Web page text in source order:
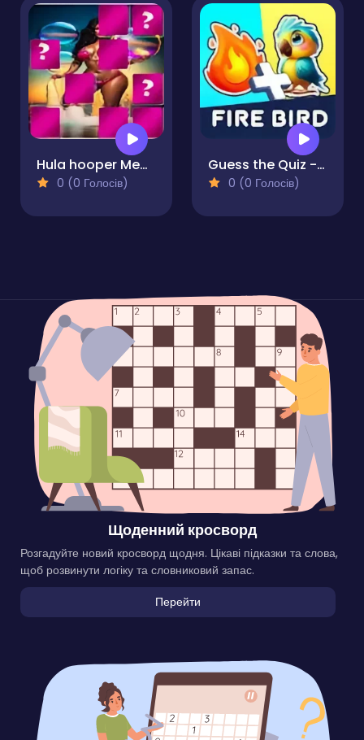
Hula hooper Memory Match
0 (0 Голосів)
Guess the Quiz - Emoji IQ Games
0 (0 Голосів)
Щоденний кросворд
Розгадуйте новий кросворд щодня. Цікаві підказки та слова,
щоб розвинути логіку та словниковий запас.
Перейти